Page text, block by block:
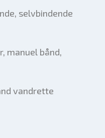
selvbindende
manuel bånd,
vandrette